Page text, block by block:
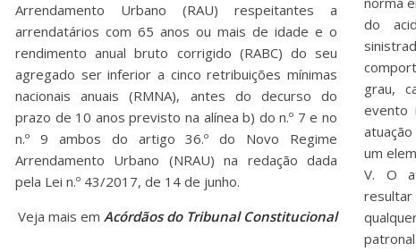
Arrendamento Urbano (RAU) respeitantes a
arrendatários com 65 anos ou mais de idade e o
rendimento anual bruto corrigido (RABC) do seu
agregado ser inferior a cinco retribuições mínimas
nacionais anuais (RMNA), antes do decurso do
prazo de 10 anos previsto na alínea b) do n.º 7 e no
n.º 9 ambos do artigo 36.º do Novo Regime
Arrendamento Urbano (NRAU) na redação dada
pela Lei n.º 43/2017, de 14 de junho.
Veja mais em Acórdãos do Tribunal Constitucional
do
grau,
evento
um
V. O
resultar
patronal.